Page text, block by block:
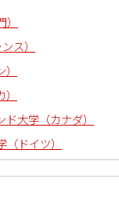
ス）
大学（カナダ）
ドイツ）